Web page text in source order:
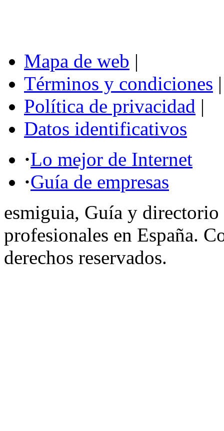
Mapa de web |
Términos y condiciones |
Política de privacidad |
Datos identificativos
·Lo mejor de Internet
·Guía de empresas
esmiguia, Guía y directorio
profesionales en España.
derechos reservados.